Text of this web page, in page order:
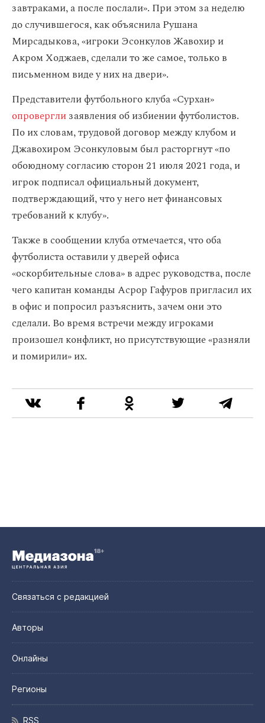
завтраками, а после послали». При этом за неделю
до случившегося, как объяснила Рушана
Мирсадыкова, «игроки Эсонкулов Жавохир и
Акром Ходжаев, сделали то же самое, только в
письменном виде у них на двери».
Представители футбольного клуба «Сурхан»
опроверглизаявления об избиении футболистов.
По их словам, трудовой договор между клубом и
Джавохиром Эсонкуловым был расторгнут «по
обоюдному согласию сторон 21 июля 2021 года, и
игрок подписал официальный документ,
подтверждающий, что у него нет финансовых
требований к клубу».
Также в сообщении клуба отмечается, что оба
футболиста оставили у дверей офиса
«оскорбительные слова» в адрес руководства, после
чего капитан команды Асрор Гафуров пригласил их
в офис и попросил разъяснить, зачем они это
сделали. Во время встречи между игроками
произошел конфликт, но присутствующие «разняли
и помирили» их.
Связаться с редакцией
Авторы
Онлайны
Регионы
RSS